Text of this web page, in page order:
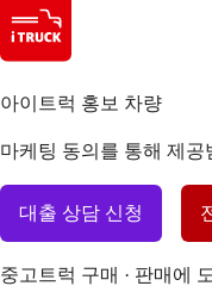
아이트럭 홍보 차량
마케팅 동의를 통해 제공
대출 상담 신청
중고트럭 구매 · 판매에